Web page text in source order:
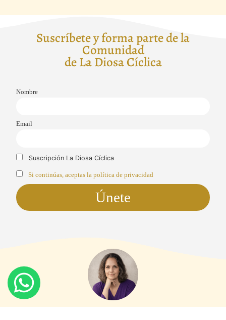
Suscríbete y forma parte de la
Comunidad
de La Diosa Cíclica
Nombre
Email
Suscripción La Diosa Cíclica
Si continúas, aceptas la política de privacidad